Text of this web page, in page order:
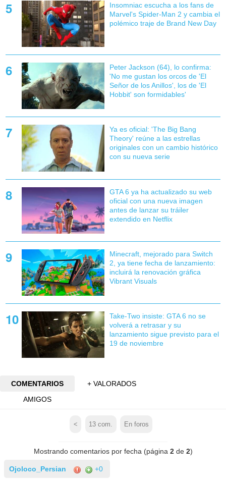
Insomniac escucha a los fans de
Marvel's Spider-Man 2 y cambia el
polémico traje de Brand New Day
Peter Jackson (64), lo confirma:
'No me gustan los orcos de 'El
Señor de los Anillos', los de 'El
Hobbit' son formidables'
Ya es oficial: 'The Big Bang
Theory' reúne a las estrellas
originales con un cambio histórico
con su nueva serie
GTA 6 ya ha actualizado su web
oficial con una nueva imagen
antes de lanzar su tráiler
extendido en Netflix
Minecraft, mejorado para Switch
2, ya tiene fecha de lanzamiento:
incluirá la renovación gráfica
Vibrant Visuals
Take-Two insiste: GTA 6 no se
volverá a retrasar y su
lanzamiento sigue previsto para el
19 de noviembre
COMENTARIOS
+ VALORADOS
AMIGOS
< 13 com. En foros
Mostrando comentarios por fecha (página 2de 2)
Ojoloco_Persian +0